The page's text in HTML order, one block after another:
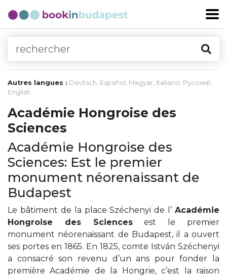
Autres langues : Deutsch, Español , Magyar, Italiano, Русский,
English
Académie Hongroise des
Sciences
Académie Hongroise des
Sciences: Est le premier
monument néorenaissant de
Budapest
Le bâtiment de la place Széchenyi de l’ Académie
Hongroise des Sciencesest le premier
monument néorenaissant de Budapest, il a ouvert
ses portes en 1865. En 1825, comte István Széchenyi
a consacré son revenu d’un ans pour fonder la
première Académie de la Hongrie, c’est la raison